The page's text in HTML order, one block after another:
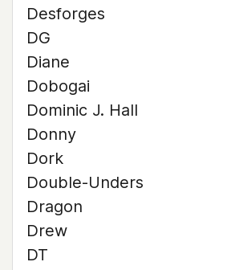
Desforges
DG
Diane
Dobogai
Dominic J. Hall
Donny
Dork
Double-Unders
Dragon
Drew
DT